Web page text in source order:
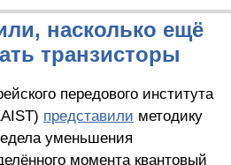
насколько ещё
транзисторы
передового института
представили методику
уменьшения
момента квантовый